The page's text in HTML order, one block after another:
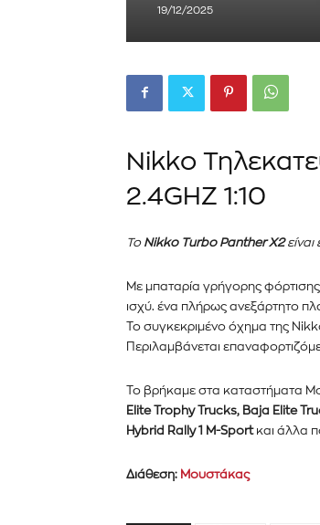
εξελίξεις της
ιδιωτικότητά σας και
19/12/2025
Nikko
2.4GHZ 1:10
Το Nikko Turbo Panther X2είναι
Με μπαταρία γρήγορης
ισχύ. ένα πλήρως ανεξάρτητο
Το συγκεκριμένο όχημα της
Περιλαμβάνεται
Το βρήκαμε στα καταστήματα
Elite Trophy Trucks, Baja Elite
Hybrid Rally 1 M-Sportκαι άλλα
Διάθεση: Μουστάκας